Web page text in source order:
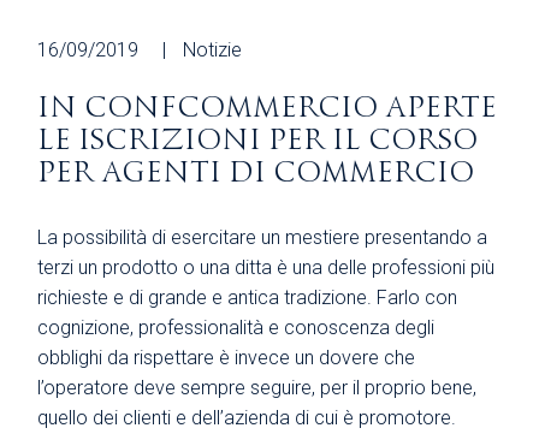
16/09/2019 Notizie
IN CONFCOMMERCIO APERTE
LE ISCRIZIONI PER IL CORSO
PER AGENTI DI COMMERCIO
La possibilità di esercitare un mestiere presentando a
terzi un prodotto o una ditta è una delle professioni più
richieste e di grande e antica tradizione. Farlo con
cognizione, professionalità e conoscenza degli
obblighi da rispettare è invece un dovere che
l’operatore deve sempre seguire, per il proprio bene,
quello dei clienti e dell’azienda di cui è promotore.